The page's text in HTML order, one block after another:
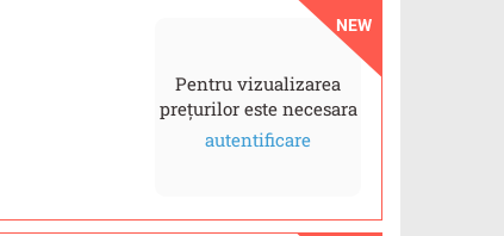
NEW
Pentru vizualizarea
prețurilor este necesara
autentificare